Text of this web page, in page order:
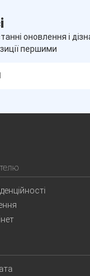
оновлення і
першими